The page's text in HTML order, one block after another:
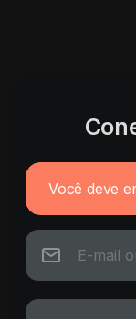
Você deve